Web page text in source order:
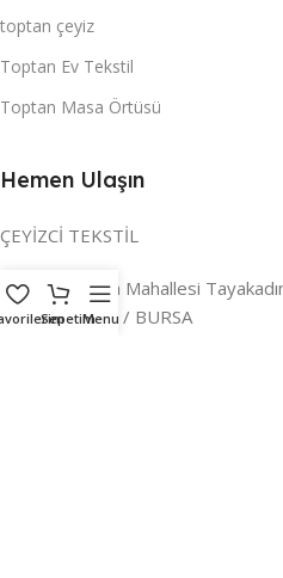
toptan çeyiz
Toptan Ev Tekstil
Toptan Masa Örtüsü
Hemen Ulaşın
ÇEYİZCİ TEKSTİL
Adres:Reyhan Mahallesi
/ a Osmangazi / BURSA
SepetimMenu